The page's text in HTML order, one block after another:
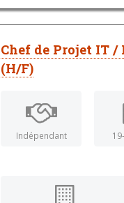
Chef de Projet IT
(H/F)
Indépendant